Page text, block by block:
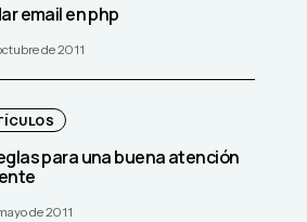
email en php
de 2011
para una buena atención
de 2011